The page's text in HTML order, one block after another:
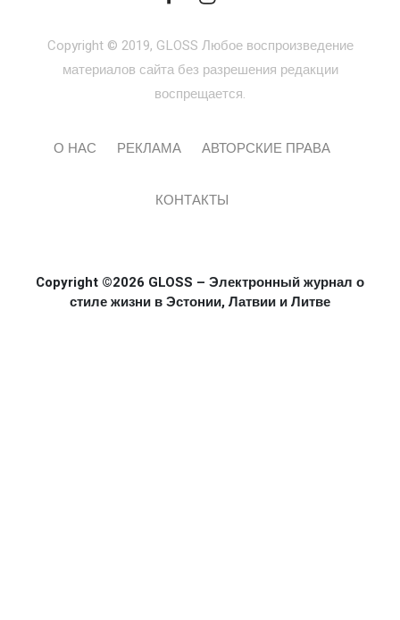
Copyright © 2019, GLOSS Любое воспроизведение
материалов сайта без разрешения редакции
воспрещается.
О НАС РЕКЛАМА АВТОРСКИЕ ПРАВА
КОНТАКТЫ
Copyright ©2026 GLOSS – Электронный журнал о
стиле жизни в Эстонии, Латвии и Литве